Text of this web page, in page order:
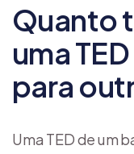
Quanto
uma
para
Uma TED de um